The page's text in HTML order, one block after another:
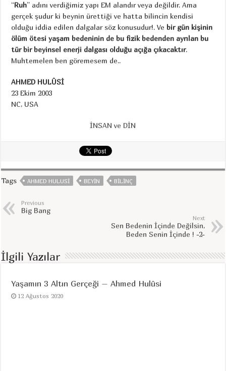
“Ruh” adını verdiğimiz yapı EM alandır veya değildir. Ama
gerçek şudur ki beynin ürettiği ve hatta bilincin kendisi
olduğu iddia edilen dalgalar söz konusudur!. Ve bir gün kişinin
ölüm ötesi yaşam bedeninin de bu fizik bedenden ayrılan bu
tür bir beyinsel enerji dalgası olduğu açığa çıkacaktır.
Muhtemelen ben göremesem de..
AHMED HULÛSİ
23 Ekim 2003
NC, USA
İNSAN ve DİN
Tags AHMED HULUSI BEYIN BILINÇ
Previous
Big Bang
Next
Sen Bedenin İçinde Değilsin,
Beden Senin İçinde ! -2-
İlgili Yazılar
Yaşamın 3 Altın Gerçeği – Ahmed Hulûsi
12 Ağustos 2020